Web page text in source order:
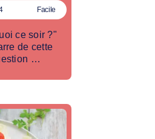
Facile
ce soir ?"
de cette
…